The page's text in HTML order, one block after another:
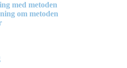
med metoden
om metoden